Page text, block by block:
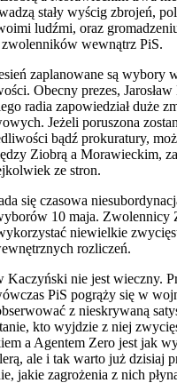
stały wyścig zbrojeń,
ludźmi, oraz
wewnątrz PiS.
zaplanowane są wybory
Obecny prezes,
radia zapowiedział duże
Jeżeli poruszona
bądź prokuratury,
Ziobrą a Morawieckim,
ze stron.
się czasowa
10 maja. Zwolennicy
niewielkie
rozliczeń.
Kaczyński nie jest wieczny.
PiS pogrąży się w
z nieskrywaną
kto wyjdzie z niej
a Agentem Zero jest jak
ale i tak warto już dzisiaj
jakie zagrożenia z nich